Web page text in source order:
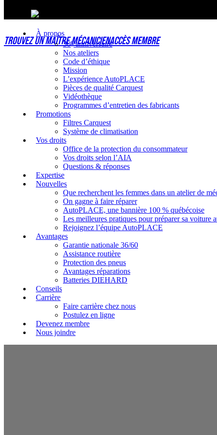
Follow Us On
Trouvez un maître mécanicienAccès membre
À propos
30eanniversaire
Nos ateliers
Code d’éthique
Mission
L’expérience AutoPLACE
Pièces de qualité Carquest
Vidéothèque
Programmes d’entretien des fabricants
Promotions
Filtres Carquest
Système de climatisation
Vos droits
Office de la protection du consommateur
Vos droits selon l’AIA
Questions & réponses
Expertise
Nouvelles
Que recherchent les femmes dans un atelier de
On gagne à faire réparer
AutoPLACE, une bannière 100 % québécoise
Les meilleures pratiques pour préparer sa voiture
Rejoignez l’équipe AutoPLACE
Avantages
Garantie nationale 36/60
Assistance routière
Protection des pneus
Avantages réparations
Batteries DIEHARD
Conseils
Carrière
Faire carrière chez nous
Postulez en ligne
Devenez membre
Nous joindre